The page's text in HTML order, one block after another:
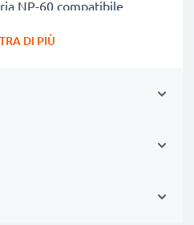
NP-60 compatibile
batteria originale Odys,
DI PIÙ